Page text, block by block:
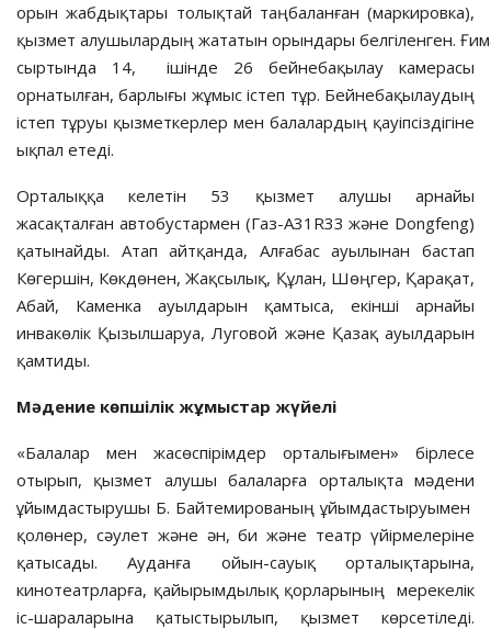
орын жабдықтары толықтай таңбаланған (маркировка),
қызмет алушылардың жататын орындары белгіленген.
сыртында 14, ішінде 26 бейнебақылау камерасы
орнатылған, барлығы жұмыс істеп тұр. Бейнебақылаудың
істеп тұруы қызметкерлер мен балалардың қауіпсіздігіне
ықпал етеді.
Орталыққа келетін 53 қызмет алушы арнайы
жасақталған автобустармен (Газ-А31R33 және Dongfeng)
қатынайды. Атап айтқанда, Алғабас ауылынан бастап
Көгершін, Көкдөнен, Жақсылық, Құлан, Шөңгер, Қарақат,
Абай, Каменка ауылдарын қамтыса, екінші арнайы
инвакөлік Қызылшаруа, Луговой және Қазақ ауылдарын
қамтиды.
Мәдение көпшілік жұмыстар жүйелі
«Балалар мен жасөспірімдер орталығымен» бірлесе
отырып, қызмет алушы балаларға орталықта мәдени
ұйымдастырушы Б. Байтемированың ұйымдастыруымен
қолөнер, сәулет және ән, би және театр үйірмелеріне
қатысады. Ауданға ойын-сауық орталықтарына,
кинотеатрларға, қайырымдылық қорларының мерекелік
іс-шараларына қатыстырылып, қызмет көрсетіледі.